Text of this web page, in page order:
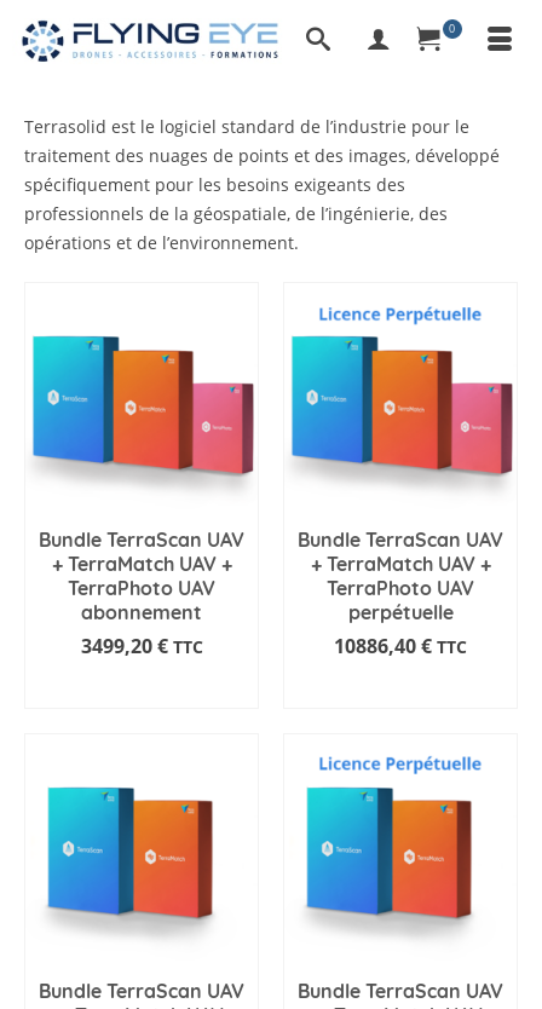
0
Terrasolid est le logiciel standard de l’industrie pour le
traitement des nuages ​​de points et des images, développé
spécifiquement pour les besoins exigeants des
professionnels de la géospatiale, de l’ingénierie, des
opérations et de l’environnement.
Bundle TerraScan UAV
+ TerraMatch UAV +
TerraPhoto UAV
abonnement
3499,20€ TTC
Bundle TerraScan UAV
+ TerraMatch UAV +
TerraPhoto UAV
perpétuelle
10886,40€ TTC
Bundle TerraScan UAV
Bundle TerraScan UAV